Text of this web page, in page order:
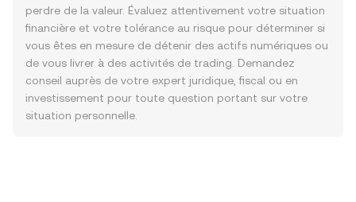
perdre de la valeur. Évaluez attentivement votre situation
financière et votre tolérance au risque pour déterminer si
vous êtes en mesure de détenir des actifs numériques ou
de vous livrer à des activités de trading. Demandez
conseil auprès de votre expert juridique, fiscal ou en
investissement pour toute question portant sur votre
situation personnelle.